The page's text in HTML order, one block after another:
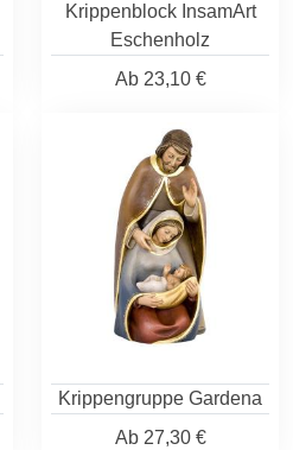
Krippenblock InsamArt
Eschenholz
Ab23,10 €
Krippengruppe Gardena
Ab27,30 €